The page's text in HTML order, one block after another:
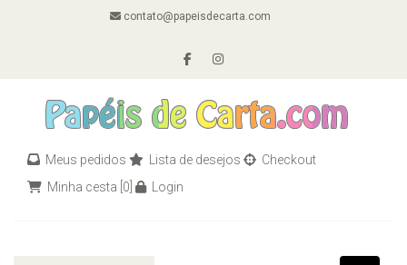
contato@papeisdecarta.com
Meus pedidos Lista de desejos
Checkout
Minha cesta [0] Login